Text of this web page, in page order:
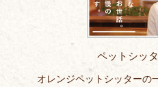
ペットシッ
オレンジペットシッターの